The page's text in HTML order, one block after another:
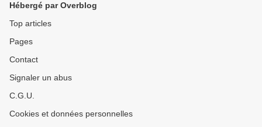
Hébergé par Overblog
Top articles
Pages
Contact
Signaler un abus
C.G.U.
Cookies et données personnelles